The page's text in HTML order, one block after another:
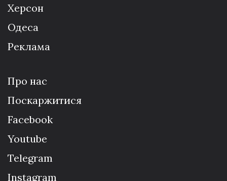
Херсон
Одеса
Реклама
Про нас
Поскаржитися
Facebook
Youtube
Telegram
Instagram